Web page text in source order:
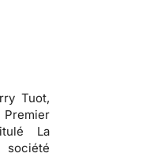
Tuot,
Premier
La